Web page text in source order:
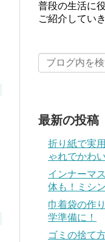
普段の生活に
ご紹介してい
最新の投稿
折り紙で実
ゃれでかわ
インナーマ
体も！ミシ
巾着袋の作
学準備に！
ゴミの捨て